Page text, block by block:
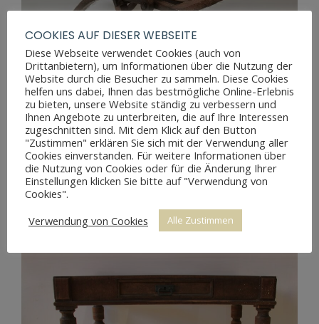
BESONDERER SESSEL NEORENAISSANCE
NUSSBAUM
COOKIES AUF DIESER WEBSEITE
Diese Webseite verwendet Cookies (auch von
Drittanbietern), um Informationen über die Nutzung der
Website durch die Besucher zu sammeln. Diese Cookies
helfen uns dabei, Ihnen das bestmögliche Online-Erlebnis
zu bieten, unsere Website ständig zu verbessern und
Ihnen Angebote zu unterbreiten, die auf Ihre Interessen
zugeschnitten sind. Mit dem Klick auf den Button
"Zustimmen" erklären Sie sich mit der Verwendung aller
Cookies einverstanden. Für weitere Informationen über
die Nutzung von Cookies oder für die Änderung Ihrer
Einstellungen klicken Sie bitte auf "Verwendung von
Cookies".
Verwendung von Cookies
Alle Zustimmen